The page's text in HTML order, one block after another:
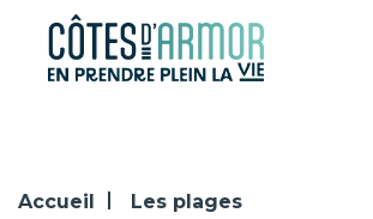
Panneau de gestion des cookies
Accueil Les plages